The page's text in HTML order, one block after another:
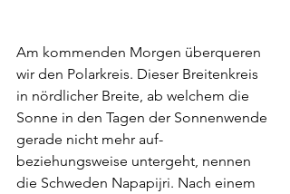
Am kommenden Morgen überqueren
wir den Polarkreis. Dieser Breitenkreis
in nördlicher Breite, ab welchem die
Sonne in den Tagen der Sonnenwende
gerade nicht mehr auf-
beziehungsweise untergeht, nennen
die Schweden Napapijri. Nach einem